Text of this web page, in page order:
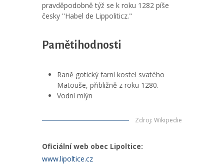
pravděpodobně týž se k roku 1282 píše
česky ''Habel de Lippoliticz."
Pamětihodnosti
Raně gotický farní kostel svatého
Matouše, přibližně z roku 1280.
Vodní mlýn
Zdroj: Wikipedie
Oficiální web obec Lipoltice:
www.lipoltice.cz